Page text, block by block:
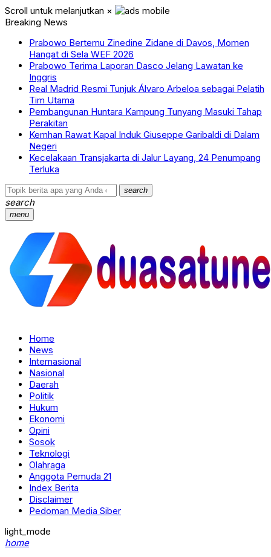
Scroll untuk melanjutkan ×
Breaking News
Prabowo Bertemu Zinedine Zidane di Davos, Momen
Hangat di Sela WEF 2026
Prabowo Terima Laporan Dasco Jelang Lawatan ke
Inggris
Real Madrid Resmi Tunjuk Álvaro Arbeloa sebagai Pelatih
Tim Utama
Pembangunan Huntara Kampung Tunyang Masuki Tahap
Perakitan
Kemhan Rawat Kapal Induk Giuseppe Garibaldi di Dalam
Negeri
Kecelakaan Transjakarta di Jalur Layang, 24 Penumpang
Terluka
search
search
menu
Home
News
Internasional
Nasional
Daerah
Politik
Hukum
Ekonomi
Opini
Sosok
Teknologi
Olahraga
Anggota Pemuda 21
Index Berita
Disclaimer
Pedoman Media Siber
light_mode
home